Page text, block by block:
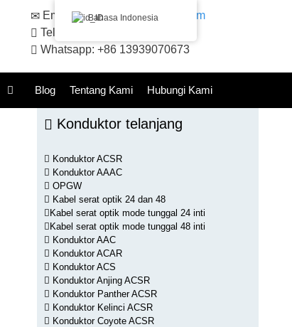
Email:sales@huadongacsr.com
Telepon: +86 371-86230866
Whatsapp: +86 13939070673
Blog Tentang Kami Hubungi Kami
Konduktor telanjang
Konduktor ACSR
Konduktor AAAC
OPGW
Kabel serat optik 24 dan 48
Kabel serat optik mode tunggal 24 inti
Kabel serat optik mode tunggal 48 inti
Konduktor AAC
Konduktor ACAR
Konduktor ACS
Konduktor Anjing ACSR
Konduktor Panther ACSR
Konduktor Kelinci ACSR
Konduktor Coyote ACSR
Bahasa Indonesia